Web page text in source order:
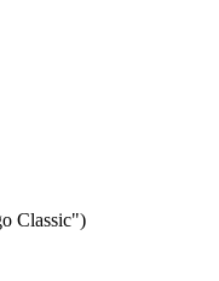
Classic")